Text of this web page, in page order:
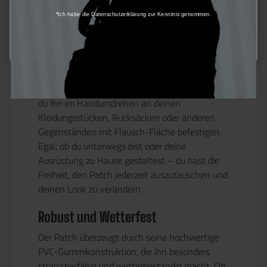
Form eines Hexagons wurde entwickelt, um
nahtlos mit anderen Hexagon Patches
kombiniert werden zu können.
Flexibilität für deine Ausrüstung
Mit seiner praktischen Klett-Rückseite kannst
du ihn im Handumdrehen an deinen
Kleidungsstücken, Rucksäcken oder anderen
Gegenständen mit Flausch-Fläche befestigen.
Egal, ob du unterwegs bist oder deine
Ausrüstung zu Hause gestaltest – du hast die
Freiheit, den Patch jederzeit auszutauschen und
deinen Look zu verändern.
Robust und Wetterfest
Der Patch überzeugt durch seine hochwertige
PVC-Gummikonstruktion, die ihn besonders
*Ich habe die Datenschutzerklärung zur Kenntnis genommen.